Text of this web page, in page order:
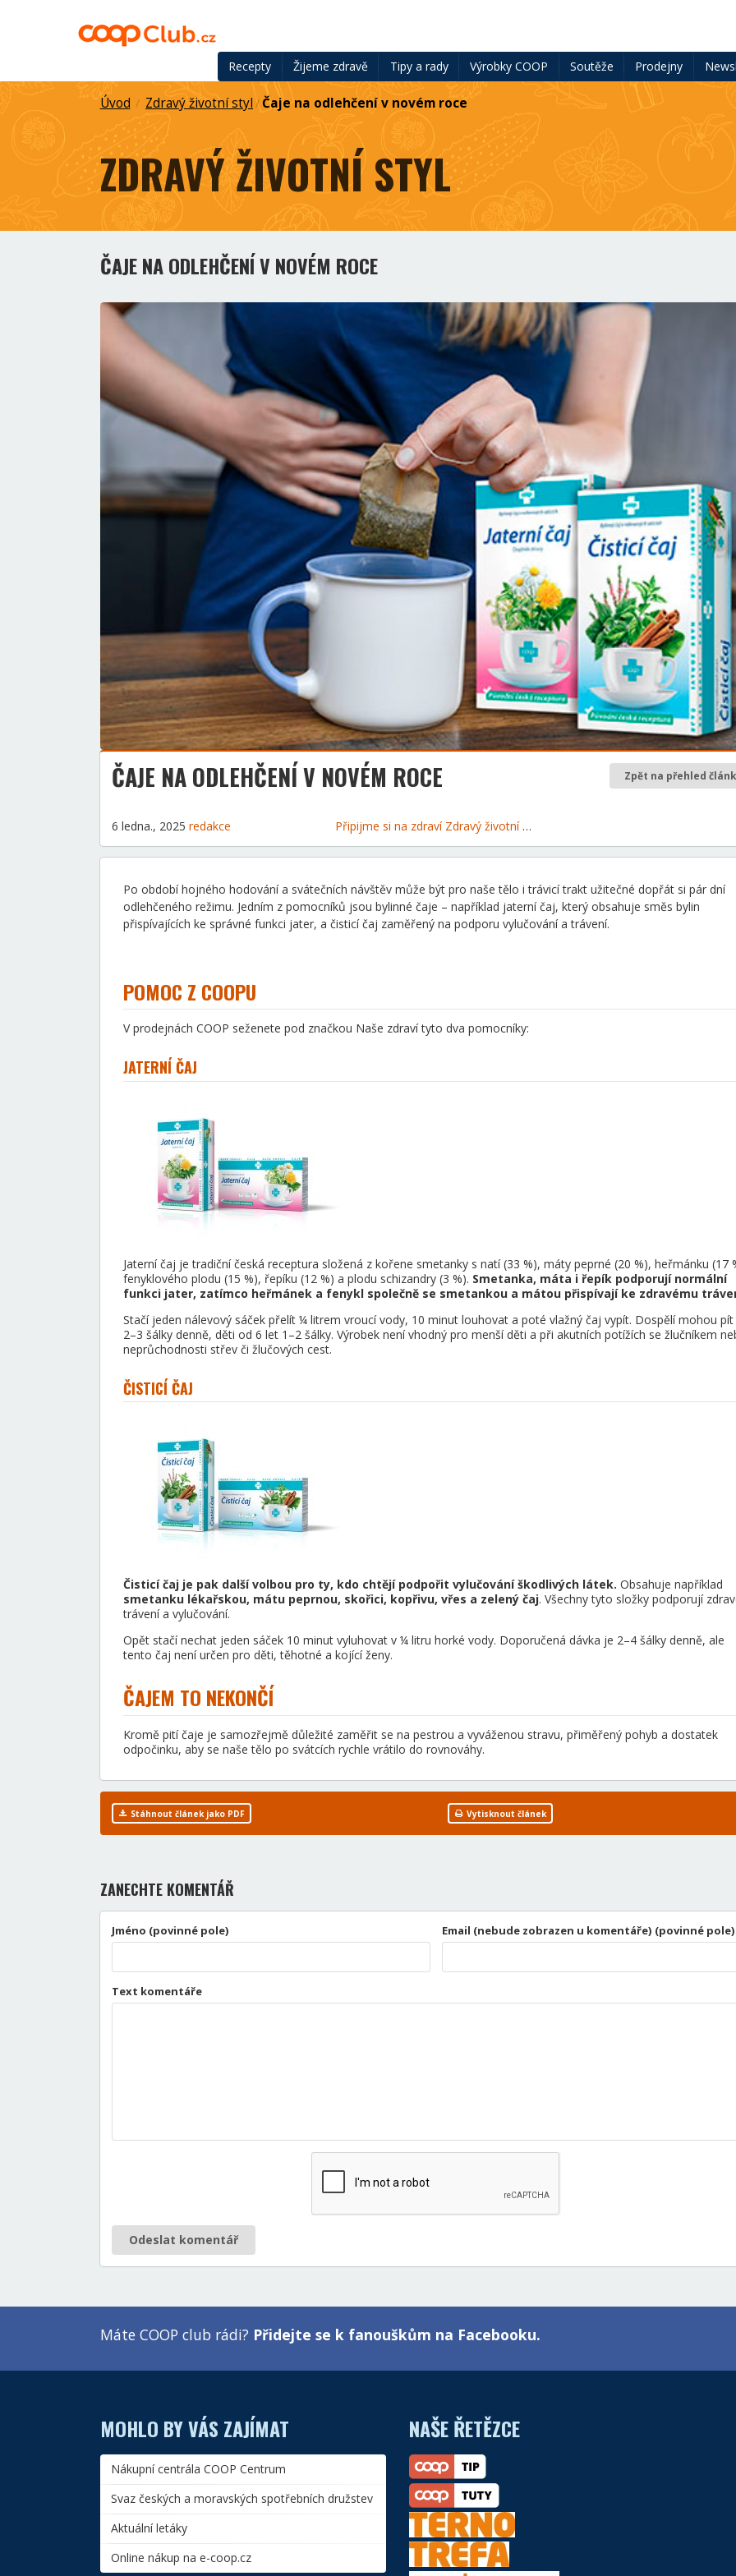
Recepty Žijeme zdravě Tipy a rady Výrobky COOP Soutěže Prodejny
Úvod / Zdravý životní styl /Čaje na odlehčení v novém roce
ZDRAVÝ ŽIVOTNÍ STYL
ČAJE NA ODLEHČENÍ V NOVÉM ROCE
ČAJE NA ODLEHČENÍ V NOVÉM ROCE Zpět na přehled
6 ledna., 2025 redakce Připijme si na zdraví Zdravý životní styl
Po období hojného hodování a svátečních návštěv může být pro naše tělo i trávicí trakt užitečné dopřát si pár dní
odlehčeného režimu. Jedním z pomocníků jsou bylinné čaje – například jaterní čaj, který obsahuje směs bylin
přispívajících ke správné funkci jater, a čisticí čaj zaměřený na podporu vylučování a trávení.
POMOC Z COOPU
V prodejnách COOP seženete pod značkou Naše zdraví tyto dva pomocníky:
JATERNÍ ČAJ
Jaterní čaj je tradiční česká receptura složená z kořene smetanky s natí (33 %), máty peprné (20 %), heřmánku (17
fenyklového plodu (15 %), řepíku (12 %) a plodu schizandry (3 %). Smetanka, máta i řepík podporují normální
funkci jater, zatímco heřmánek a fenykl společně se smetankou a mátou přispívají ke zdravému
Stačí jeden nálevový sáček přelít ¼ litrem vroucí vody, 10 minut louhovat a poté vlažný čaj vypít. Dospělí mohou pít
2–3 šálky denně, děti od 6 let 1–2 šálky. Výrobek není vhodný pro menší děti a při akutních potížích se žlučníkem
neprůchodnosti střev či žlučových cest.
ČISTICÍ ČAJ
Čisticí čaj je pak další volbou pro ty, kdo chtějí podpořit vylučování škodlivých látek. Obsahuje například
smetanku lékařskou, mátu peprnou, skořici, kopřivu, vřes a zelený čaj. Všechny tyto složky podporují
trávení a vylučování.
Opět stačí nechat jeden sáček 10 minut vyluhovat v ¼ litru horké vody. Doporučená dávka je 2–4 šálky denně, ale
tento čaj není určen pro děti, těhotné a kojící ženy.
ČAJEM TO NEKONČÍ
Kromě pití čaje je samozřejmě důležité zaměřit se na pestrou a vyváženou stravu, přiměřený pohyb a dostatek
odpočinku, aby se naše tělo po svátcích rychle vrátilo do rovnováhy.
Stáhnout článek jako PDF Vytisknout článek
ZANECHTE KOMENTÁŘ
Jméno (povinné pole) Email (nebude zobrazen u komentáře) (povinné pole)
Text komentáře
Odeslat komentář
Máte COOP club rádi? Přidejte se k fanouškům na Facebooku.
MOHLO BY VÁS ZAJÍMAT
Nákupní centrála COOP Centrum
Svaz českých a moravských spotřebních družstev
Aktuální letáky
Online nákup na e-coop.cz
NAŠE ŘETĚZCE